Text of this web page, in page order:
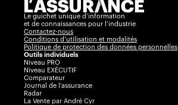
Le guichet unique d’information
et de connaissances pour l’industrie
Contactez-nous
Conditions d’utilisation et modalités
Politique de protection des données personnelles
Outils individuels
Niveau PRO
Niveau EXÉCUTIF
Comparateur
Journal de l’assurance
Radar
La Vente par André Cyr